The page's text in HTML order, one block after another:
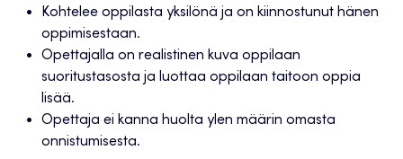
Kohtelee oppilasta yksilönä ja on kiinnostunut hänen
oppimisestaan.
Opettajalla on realistinen kuva oppilaan
suoritustasosta ja luottaa oppilaan taitoon oppia
lisää.
Opettaja ei kanna huolta ylen määrin omasta
onnistumisesta.